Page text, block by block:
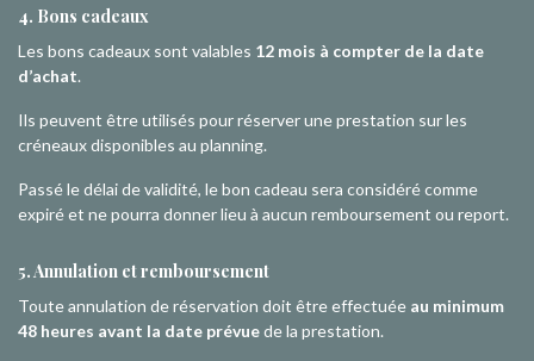
4. Bons cadeaux
Les bons cadeaux sont valables 12 mois à compter de la date
d’achat.
Ils peuvent être utilisés pour réserver une prestation sur les
créneaux disponibles au planning.
Passé le délai de validité, le bon cadeau sera considéré comme
expiré et ne pourra donner lieu à aucun remboursement ou report.
5. Annulation et remboursement
Toute annulation de réservation doit être effectuée au minimum
48 heures avant la date prévuede la prestation.